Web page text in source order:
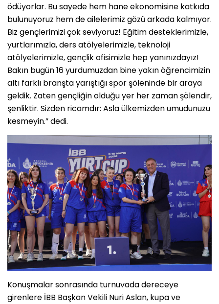
ödüyorlar. Bu sayede hem hane ekonomisine katkıda
bulunuyoruz hem de ailelerimiz gözü arkada kalmıyor.
Biz gençlerimizi çok seviyoruz! Eğitim desteklerimizle,
yurtlarımızla, ders atölyelerimizle, teknoloji
atölyelerimizle, gençlik ofisimizle hep yanınızdayız!
Bakın bugün 16 yurdumuzdan bine yakın öğrencimizin
altı farklı branşta yarıştığı spor şöleninde bir araya
geldik. Zaten gençliğin olduğu yer her zaman şölendir,
şenliktir. Sizden ricamdır: Asla ülkemizden umudunuzu
kesmeyin.” dedi.
Konuşmalar sonrasında turnuvada dereceye
girenlere İBB Başkan Vekili Nuri Aslan, kupa ve